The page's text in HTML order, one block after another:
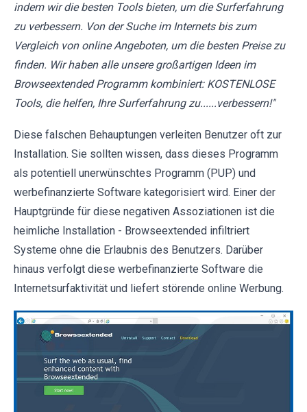
indem wir die besten Tools bieten, um die Surferfahrung
zu verbessern. Von der Suche im Internets bis zum
Vergleich von online Angeboten, um die besten Preise zu
finden. Wir haben alle unsere großartigen Ideen im
Browseextended Programm kombiniert: KOSTENLOSE
Tools, die helfen, Ihre Surferfahrung zu......verbessern!"
Diese falschen Behauptungen verleiten Benutzer oft zur
Installation. Sie sollten wissen, dass dieses Programm
als potentiell unerwünschtes Programm (PUP) und
werbefinanzierte Software kategorisiert wird. Einer der
Hauptgründe für diese negativen Assoziationen ist die
heimliche Installation - Browseextended infiltriert
Systeme ohne die Erlaubnis des Benutzers. Darüber
hinaus verfolgt diese werbefinanzierte Software die
Internetsurfaktivität und liefert störende online Werbung.